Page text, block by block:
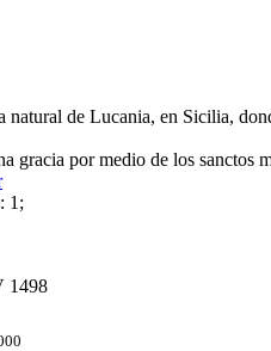
natural de Lucania, en Sicilia,
gracia por medio de los sanctos
1;
1498